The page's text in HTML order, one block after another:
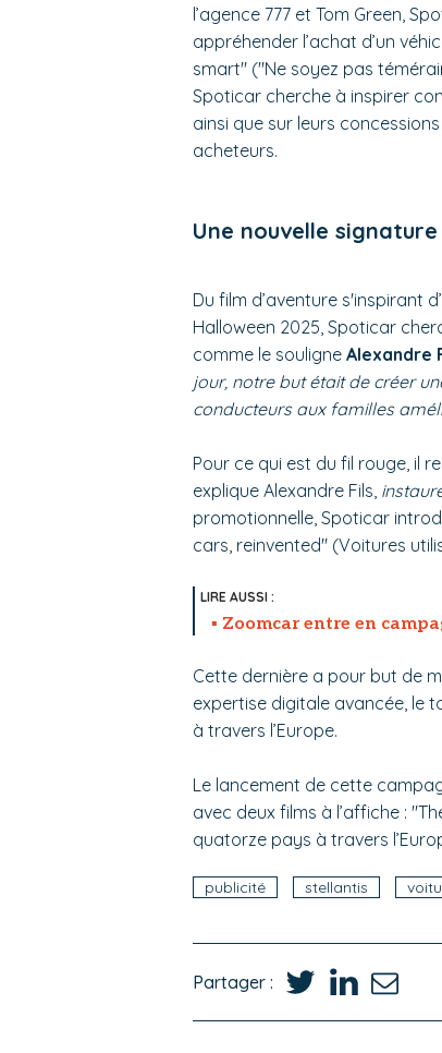
l’agence 777 et Tom Green,
appréhender l’achat d’un
smart" ("Ne soyez pas
Spoticar cherche à inspirer
ainsi que sur leurs
acheteurs.
Une nouvelle
Du film d’aventure s'inspirant
Halloween 2025, Spoticar
comme le souligne Alexandre
jour, notre but était de créer
conducteurs aux familles
Pour ce qui est du fil rouge, il
explique Alexandre Fils,
promotionnelle, Spoticar
cars, reinvented" (Voitures
Zoomcar entre en
Cette dernière a pour but de
expertise digitale avancée, le
à travers l’Europe.
Le lancement de cette
avec deux films à l’affiche :
quatorze pays à travers
publicité stellantis
Partager :